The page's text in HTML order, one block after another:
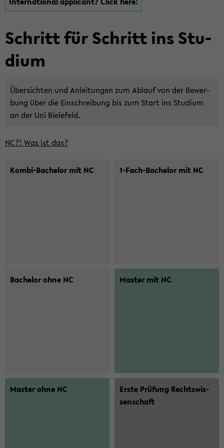
Schritt für Schritt ins Stu­
di­um
Über­sich­ten und An­lei­tun­gen zum Ab­lauf von der Be­wer­
bung über die Ein­schrei­bung bis zum Start ins Stu­di­um
an der Uni Bie­le­feld.
NC?! Was ist das?
Kombi-​Bachelor mit NC 1-​Fach-Bachelor mit NC
Ba­che­lor ohne NC Mas­ter mit NC
Mas­ter ohne NC
Erste Prü­fung Rechts­wis­
sen­schaft